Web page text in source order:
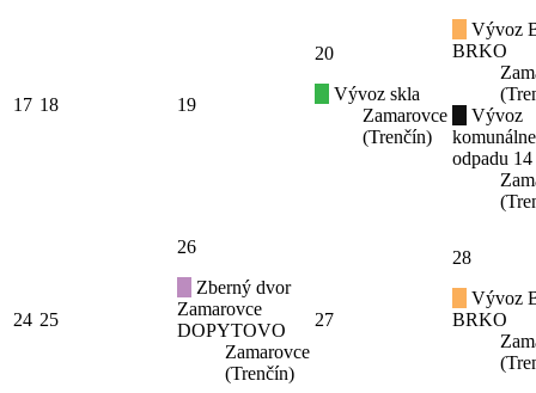
17 18 19
20
Vývoz skla
Zamarovce
(Trenčín)
Vývoz
BRKO
Vývoz
odpadu
24 25
26
Zberný dvor
Zamarovce
DOPYTOVO
Zamarovce
(Trenčín)
27
28
Vývoz
BRKO